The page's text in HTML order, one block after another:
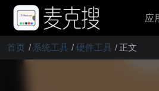
应
首页 系统工具 硬件工具 正文